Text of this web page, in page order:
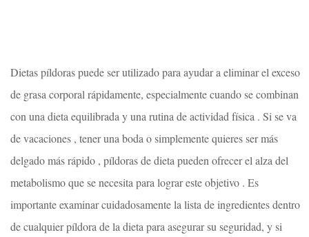
Dietas píldoras puede ser utilizado para ayudar a eliminar el exceso
de grasa corporal rápidamente, especialmente cuando se combinan
con una dieta equilibrada y una rutina de actividad física . Si se va
de vacaciones , tener una boda o simplemente quieres ser más
delgado más rápido , píldoras de dieta pueden ofrecer el alza del
metabolismo que se necesita para lograr este objetivo . Es
importante examinar cuidadosamente la lista de ingredientes dentro
de cualquier píldora de la dieta para asegurar su seguridad, y si